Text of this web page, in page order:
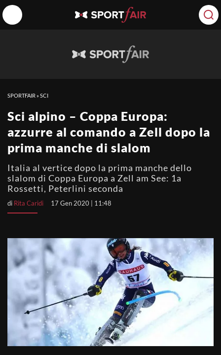
SPORTFAIR »SCI
Sci alpino – Coppa Europa:
azzurre al comando a Zell dopo la
prima manche di slalom
Italia al vertice dopo la prima manche dello
slalom di Coppa Europa a Zell am See: 1a
Rossetti, Peterlini seconda
di Rita Caridi 17 Gen 2020 | 11:48